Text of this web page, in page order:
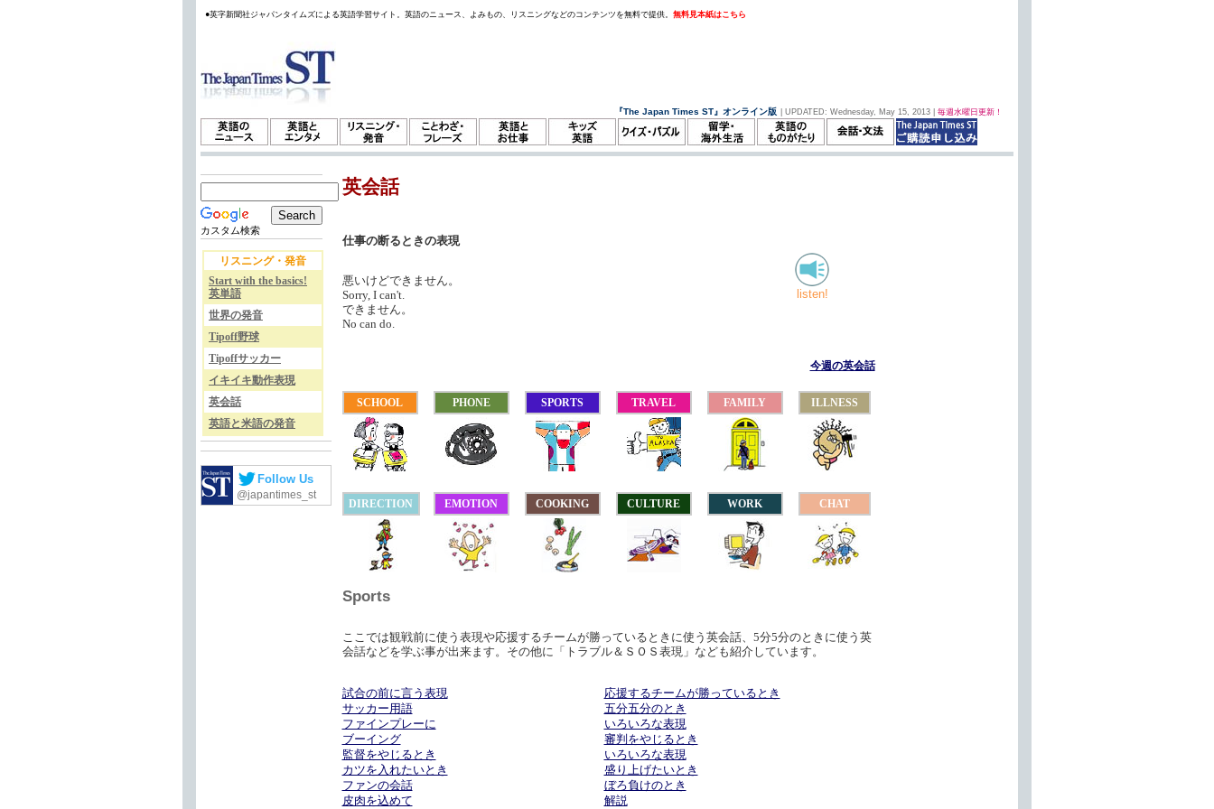
●英字新聞社ジャパンタイムズによる英語学習サイト。英語のニュース、よみもの、リスニングなどのコンテンツを無料で提供。 無料見本紙はこちら
『The Japan Times ST』オンライン版 | UPDATED: Wednesday, May 15, 2013 | 毎週水曜日更新！
カスタム検索
リスニング・発音
Start with the basics!
英単語
世界の発音
Tipoff野球
Tipoffサッカー
イキイキ動作表現
英会話
英語と米語の発音
Follow Us
@japantimes_st
英会話
仕事の断るときの表現
悪いけどできません。
Sorry, I can't.
できません。
No can do.
listen!
今週の英会話
SCHOOL PHONE SPORTS TRAVEL FAMILY ILLNESS
DIRECTION EMOTION COOKING CULTURE WORK CHAT
Sports
ここでは観戦前に使う表現や応援するチームが勝っているときに使う英会話、5分5分のときに使う英
会話などを学ぶ事が出来ます。その他に「トラブル＆ＳＯＳ表現」なども紹介しています。
試合の前に言う表現
応援するチームが勝っているとき
サッカー用語
五分五分のとき
ファインプレーに
いろいろな表現
ブーイング
審判をやじるとき
監督をやじるとき
いろいろな表現
カツを入れたいとき
盛り上げたいとき
ファンの会話
ぼろ負けのとき
皮肉を込めて
解説